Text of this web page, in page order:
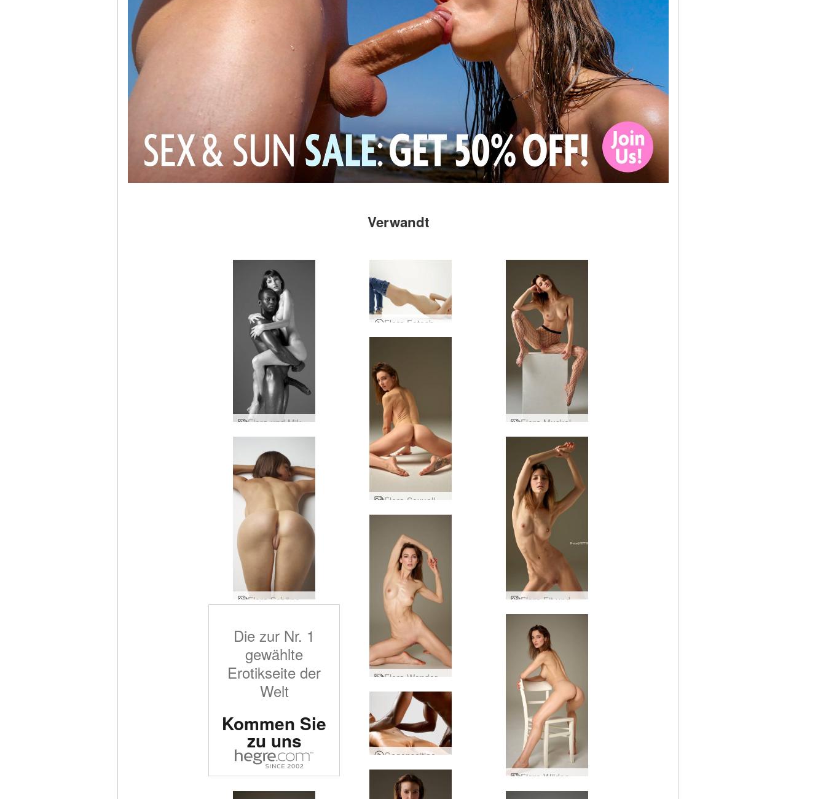
Verwandt
Flora und Mike Tom of Finland Tribut Teil eins
Flora Fotoshooting in Berlin
Flora Muskeldefinierte Verführerin
Flora Schöne Pobacken Flora Fit und Fun
Die zur Nr. 1
gewählte
Erotikseite der
Welt
Kommen Sie
zu uns
Gegenseitige Erotikmassage